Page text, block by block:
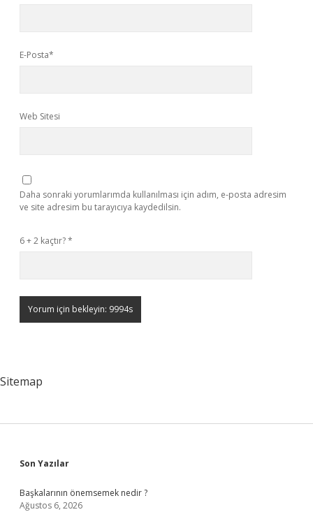
E-Posta*
Web Sitesi
Daha sonraki yorumlarımda kullanılması için adım, e-posta adresim
ve site adresim bu tarayıcıya kaydedilsin.
6 + 2 kaçtır?*
Sitemap
Sidebar
Son Yazılar
Başkalarının önemsemek nedir ?
Ağustos 6, 2026